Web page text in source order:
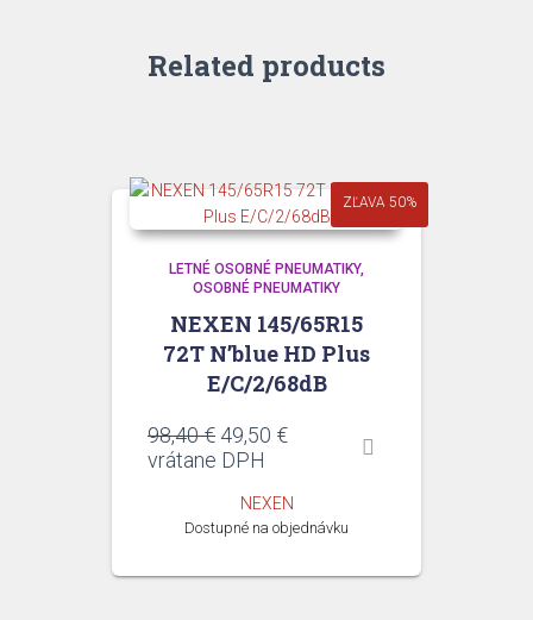
Related products
ZĽAVA 50%
LETNÉ OSOBNÉ PNEUMATIKY
OSOBNÉ PNEUMATIKY
NEXEN 145/65R15
72T N’blue HD Plus
E/C/2/68dB
98,40€ Pôvodná
cena
98,40 €.
49,50 €Aktuálna
49,50 €.
vrátane DPH
NEXEN
Dostupné na objednávku